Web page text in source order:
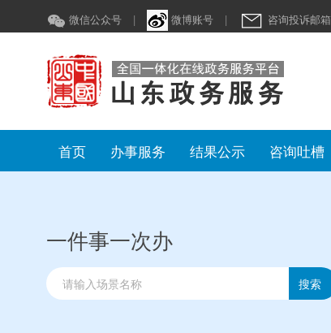
微信公众号 | 微博账号 | 咨询投诉邮箱
首页 办事服务 结果公示 咨询吐槽
一件事一次办
搜索